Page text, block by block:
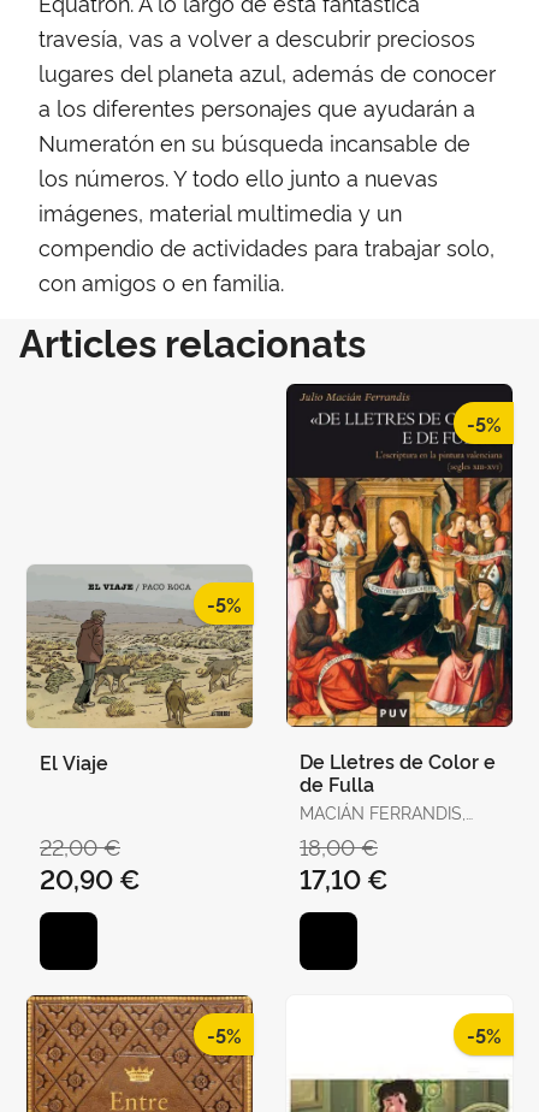
travesía, vas a volver a descubrir preciosos
lugares del planeta azul, además de conocer
a los diferentes personajes que ayudarán a
Numeratón en su búsqueda incansable de
los números. Y todo ello junto a nuevas
imágenes, material multimedia y un
compendio de actividades para trabajar solo,
con amigos o en familia.
Articles relacionats
-5%
El Viaje
22,00 €
20,90 €
-5%
De Lletres de Color e
de Fulla
MACIÁN FERRANDIS,
18,00 €
17,10 €
-5% -5%